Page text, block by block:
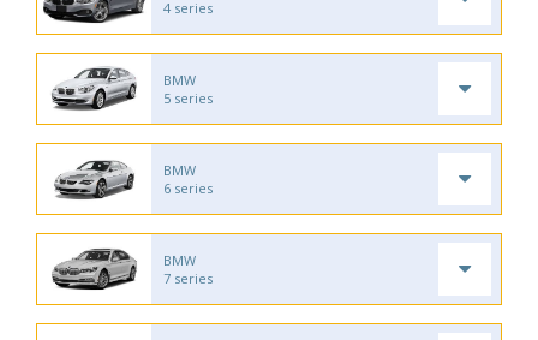
4 series
BMW
5 series
BMW
6 series
BMW
7 series